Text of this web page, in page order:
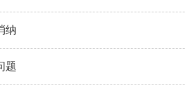
纳
题